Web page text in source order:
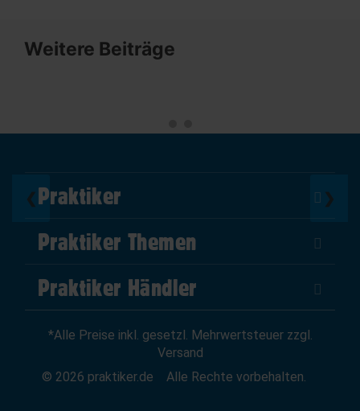
Weitere Beiträge
❮ ❯
Praktiker
Über Uns
Impressum
AGB
Widerrufsrecht
Praktiker Themen
DIY Helden
Marktplatz
News
Praktiker Händler
Zum Händler-Login
Affiliate Partnerprogramm
*Alle Preise inkl. gesetzl. Mehrwertsteuer zzgl.
Versand
© 2026 praktiker.de
Alle Rechte vorbehalten.